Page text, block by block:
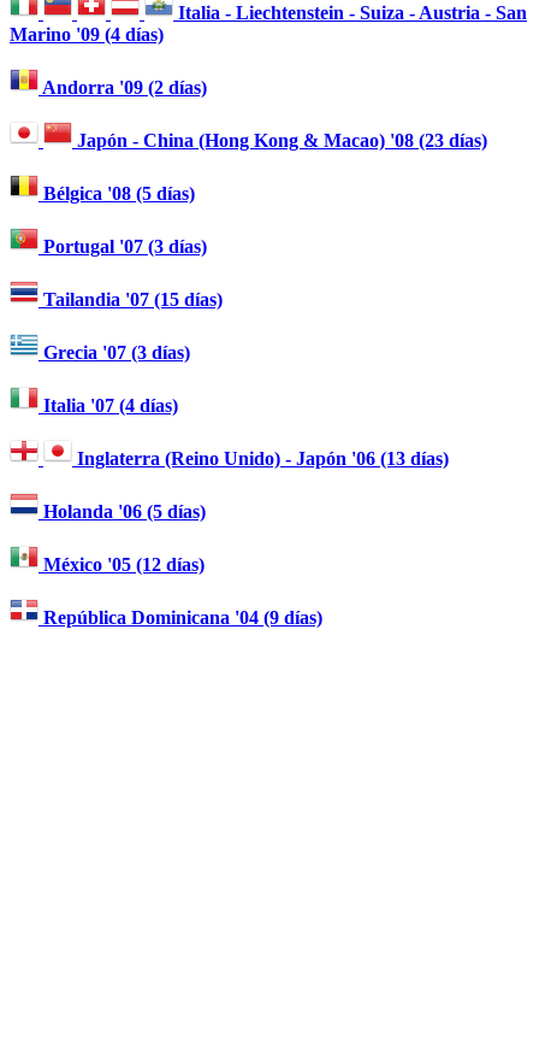
Italia - Liechtenstein - Suiza - Austria - San
Marino '09 (4 días)
Andorra '09 (2 días)
Japón - China (Hong Kong & Macao) '08 (23 días)
Bélgica '08 (5 días)
Portugal '07 (3 días)
Tailandia '07 (15 días)
Grecia '07 (3 días)
Italia '07 (4 días)
Inglaterra (Reino Unido) - Japón '06 (13 días)
Holanda '06 (5 días)
México '05 (12 días)
República Dominicana '04 (9 días)